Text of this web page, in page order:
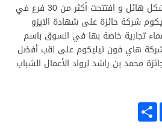
بالتجزئة و من ثم توسعت بشكل هائل و افتتحت أكثر من 30 فرع في
شركة حائزة على شهادة الايزو
اسماء تجارية خاصة بها في السوق باسم
هاي فون تيليكوم على لقب أفضل
محمد بن راشد لرواد الأعمال الشباب
SHARE